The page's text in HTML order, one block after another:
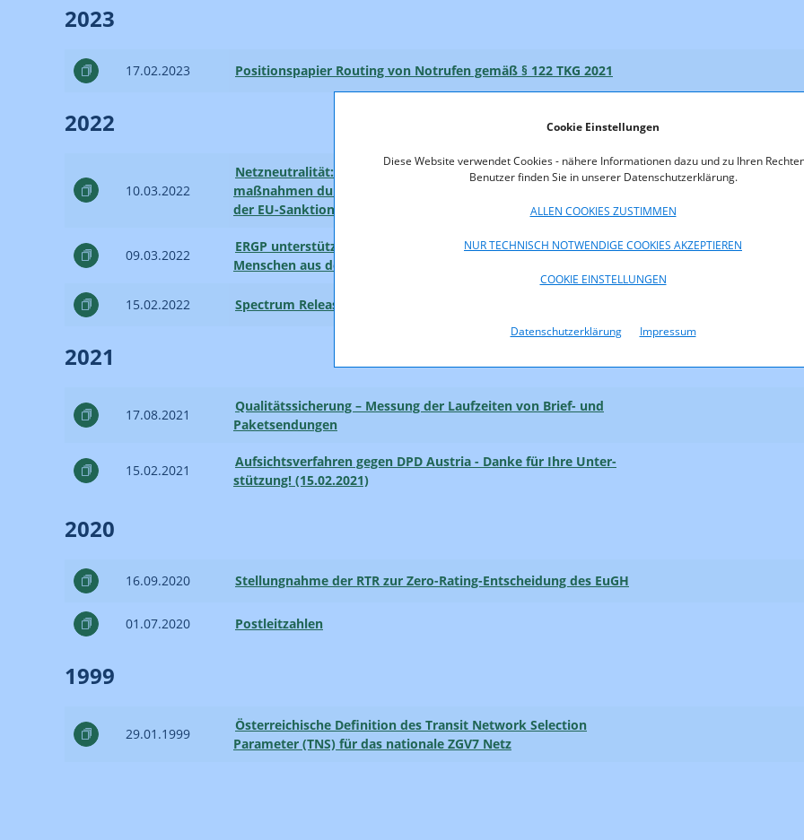
Cookie Einstellungen
Diese Website verwendet Cookies - nähere Informationen dazu und zu Ihren
Benutzer finden Sie in unserer Datenschutzerklärung.
ALLEN COOKIES ZUSTIMMEN
NUR TECHNISCH NOTWENDIGE COOKIES AKZEPTIEREN
COOKIE EINSTELLUNGEN
Datenschutzerklärung Impressum
2023
17.02.2023 Positionspapier Routing von Notrufen gemäß § 122 TKG 2021
2022
10.03.2022
Netzneutralität: Information über Verkehrs­management­
maßnahmen durch Anbieter von Internet­zugangsdiensten nach
der EU-Sanktions­verordnung 2022/350
09.03.2022
ERGP unterstützt Initiativen europäischer Postbetreiber, um
Menschen aus der Ukraine zu helfen (09.03.2022)
15.02.2022 Spectrum Release Plan 2022 bis 2026 (15.02.2022)
2021
17.08.2021
Qualitätssicherung – Messung der Laufzeiten von Brief- und
Paketsendungen
15.02.2021
Aufsichtsverfahren gegen DPD Austria - Danke für Ihre Unter­
stützung! (15.02.2021)
2020
16.09.2020 Stellungnahme der RTR zur Zero-Rating-Entscheidung des EuGH
01.07.2020 Postleitzahlen
1999
29.01.1999
Österreichische Definition des Transit Network Selection
Parameter (TNS) für das nationale ZGV7 Netz